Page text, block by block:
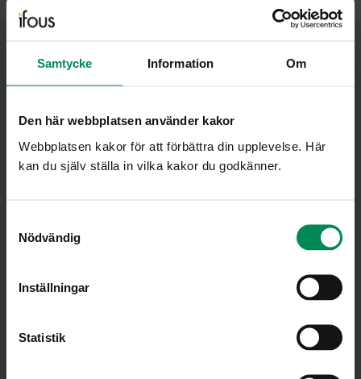
Samtycke Information Om
Den här webbplatsen använder kakor
Webbplatsen kakor för att förbättra din upplevelse. Här
kan du själv ställa in vilka kakor du godkänner.
Nödvändig
Inställningar
Statistik
Minskar gapet mellan praktik och forskning
skolans FoU-arbete och att ge stöd i utvecklingen av
beprövad erfarenhet.
Ändra ditt medgivande
Bli medlem